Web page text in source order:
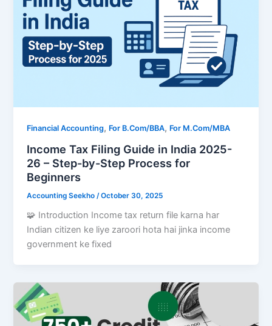
Financial Accounting, For B.Com/BBA, For M.Com/MBA
Income Tax Filing Guide in India 2025-
26 – Step-by-Step Process for
Beginners
Accounting Seekho /October 30, 2025
🧩 Introduction Income tax return file karna har
Indian citizen ke liye zaroori hota hai jinka income
government ke fixed